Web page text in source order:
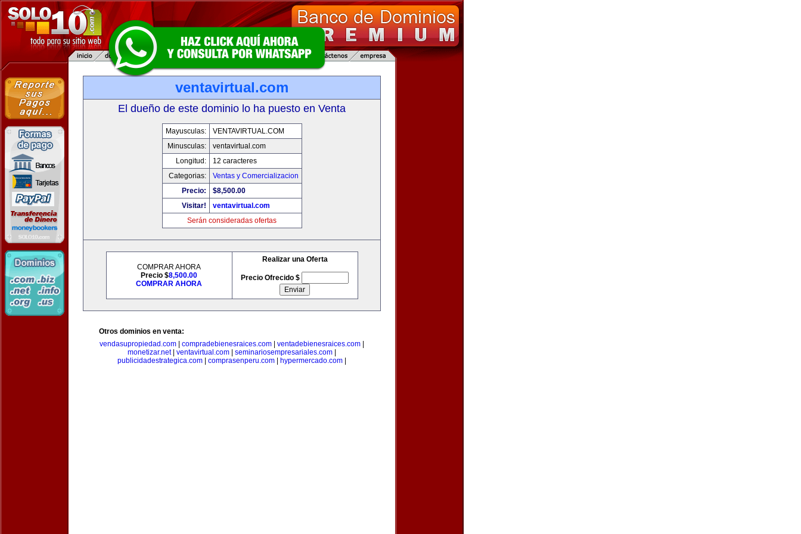
ventavirtual.com
El dueño de este dominio lo ha puesto en Venta
Mayusculas:
VENTAVIRTUAL.COM
Minusculas:
ventavirtual.com
Longitud:
12 caracteres
Categorias:
Ventas y Comercializacion
Precio:
$8,500.00
Visitar!
ventavirtual.com
Serán consideradas ofertas
COMPRAR AHORA
Precio $8,500.00
COMPRAR AHORA
Realizar una Oferta
Precio Ofrecido $
Otros dominios en venta:
vendasupropiedad.com
compradebienesraices.com ventadebienesraices.com
monetizar.net| ventavirtual.com seminariosempresariales.com
publicidadestrategica.com
comprasenperu.com hypermercado.com